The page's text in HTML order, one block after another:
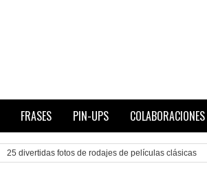
FRASES PIN-UPS COLABORACIONES
25 divertidas fotos de rodajes de películas clásicas